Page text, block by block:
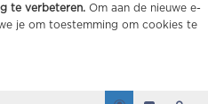
te verbeteren. Om aan de nieuwe e-
je om toestemming om cookies te